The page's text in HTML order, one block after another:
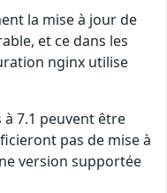
la mise à jour de
et ce dans les
nginx utilise
à 7.1 peuvent être
pas de mise à
version supportée